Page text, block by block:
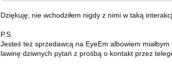
Dziękuję, nie wchodziłem nigdy z nimi w taką
P.S.
Jesteś też sprzedawcą na EyeEm albowiem
lawinę dziwnych pytań z prośbą o kontakt przez